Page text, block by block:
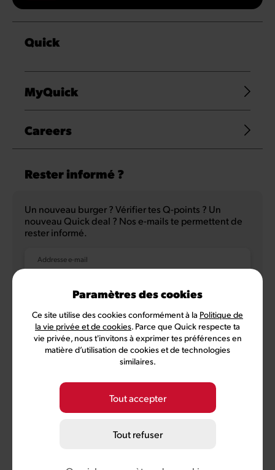
Quick
MyQuick
Careers
Rester informé ?
Un nouveau burger ? Vérifier tes Q-points ? Un
nouveau Quick deal ? Nos e-mails te permettent de
rester informé.
Addresse e-mail
NL
Conditions MyQuick
Préférences des cookies
Quick, membre de Comeos et Bemora
Paramètres des cookies
Ce site utilise des cookies conformément à la Politique de
la vie privée et de cookies. Parce que Quick respecte ta
vie privée, nous t'invitons à exprimer tes préférences en
matière d’utilisation de cookies et de technologies
similaires.
Tout accepter
Tout refuser